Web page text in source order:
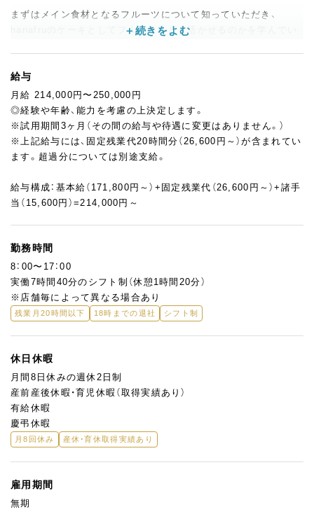
まずはメイン食材となるフルーツについて知っていただき、
hanafruのケーキとしてフルーツをどう活かせるのかを学んでい
したタルト・ケーキの仕上げをお願いします。
例えば「イチゴ×キウイ×マンゴーを使ったタルト」という商品の
場合、盛り付け方やフルーツのカット方法は人によって異なりま
す。同じフルーツタルトでも、仕上げるパティシエが違えば別の
表情を見せることが『hanafru』の魅力のひとつ。あなたが思う”綺
給与
月給 214,000円〜250,000円
◎経験や年齢、能力を考慮の上決定します。
※試用期間3ヶ月（その間の給与や待遇に変更はありません。）
※上記給与には、固定残業代20時間分（26,600円～）が含まれてい
ます。超過分については別途支給。
給与構成：基本給（171,800円～）+固定残業代（26,600円～）+諸手
当（15,600円）=214,000円～
勤務時間
8：00〜17：00
実働7時間40分のシフト制（休憩1時間20分）
※店舗毎によって異なる場合あり
残業月20時間以下 18時までの退社 シフト制
休日休暇
月間8日休みの週休2日制
産前産後休暇・育児休暇（取得実績あり）
有給休暇
慶弔休暇
月8回休み 産休・育休取得実績あり
雇用期間
無期